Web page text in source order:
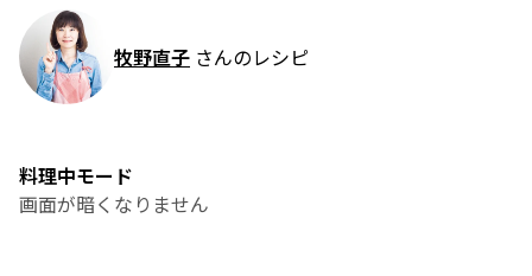
牧野直子 さんのレシピ
料理中モード
画面が暗くなりません